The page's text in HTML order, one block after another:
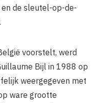
de sleutel-op-de-
voorstelt, werd
Bijl in 1988 op
weergegeven met
ware grootte